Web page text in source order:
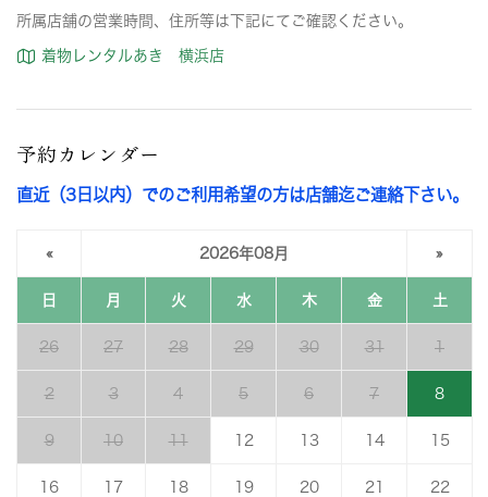
所属店舗の営業時間、住所等は下記にてご確認ください。
着物レンタルあき 横浜店
予約カレンダー
直近（3日以内）でのご利用希望の方は店舗迄ご連絡下さい。
« 2026年08月 »
日 月 火 水 木 金 土
26 27 28 29 30 31 1
2 3 4 5 6 7 8
9 10 11 12 13 14 15
16 17 18 19 20 21 22